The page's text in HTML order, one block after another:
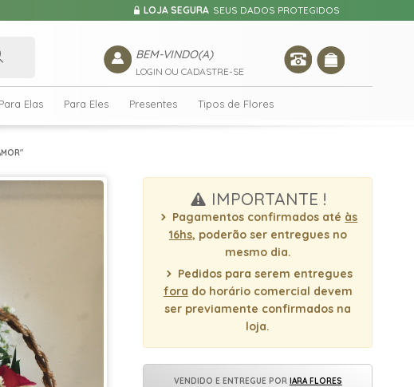
LOJA SEGURA SEUS DADOS PROTEGIDOS
BEM-VINDO(A)
LOGIN OU CADASTRE-SE
Para Elas Para Eles Presentes Tipos de Flores
IMPORTANTE !
Pagamentos confirmados até às
16hs, poderão ser entregues no
mesmo dia.
Pedidos para serem entregues
fora do horário comercial devem
ser previamente confirmados na
loja.
VENDIDO E ENTREGUE POR IARA FLORES